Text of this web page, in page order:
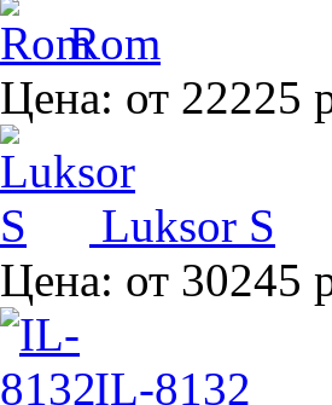
Rom
Цена: от 22225
Luksor S
Цена: от 30245
IL-8132